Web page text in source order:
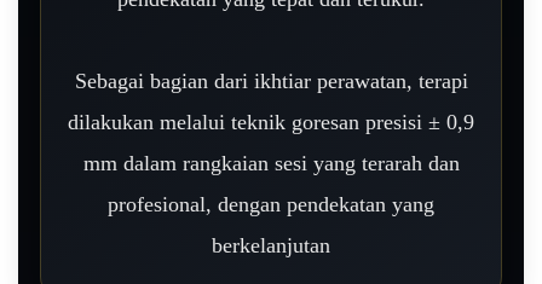
Sebagai bagian dari ikhtiar perawatan, terapi
dilakukan melalui teknik goresan presisi ± 0,9
mm dalam rangkaian sesi yang terarah dan
profesional, dengan pendekatan yang
berkelanjutan